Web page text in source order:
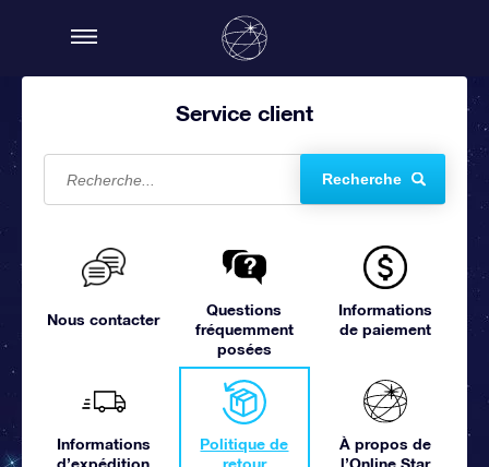
Service client
Recherche
Nous contacter
Questions
fréquemment
posées
Informations
de paiement
Informations
d’expédition
Politique de
retour
À propos de
l’Online Star